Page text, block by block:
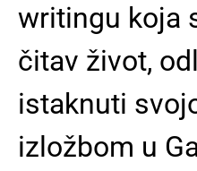
writingu koja
čitav život,
istaknuti
izložbom u